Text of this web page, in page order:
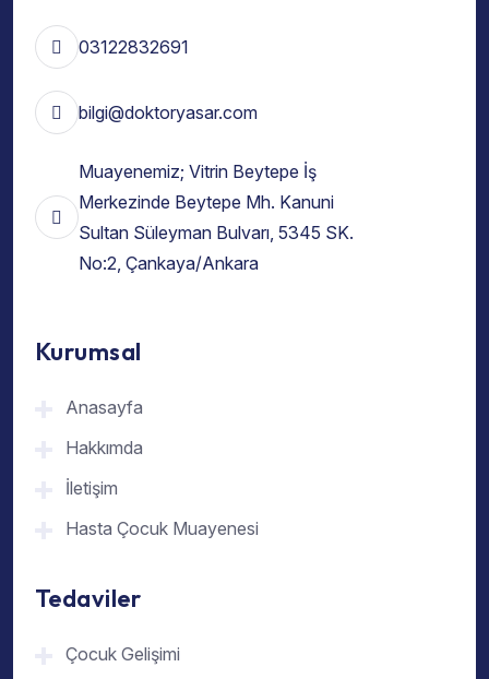
03122832691
bilgi@doktoryasar.com
Muayenemiz; Vitrin Beytepe İş
Merkezinde Beytepe Mh. Kanuni
Sultan Süleyman Bulvarı, 5345 SK.
No:2, Çankaya/Ankara
Kurumsal
Anasayfa
Hakkımda
İletişim
Hasta Çocuk Muayenesi
Tedaviler
Çocuk Gelişimi